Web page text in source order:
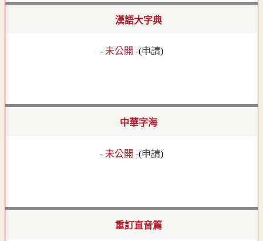
漢語大字典
- 未公開 -(申請)
中華字海
- 未公開 -(申請)
重訂直音篇